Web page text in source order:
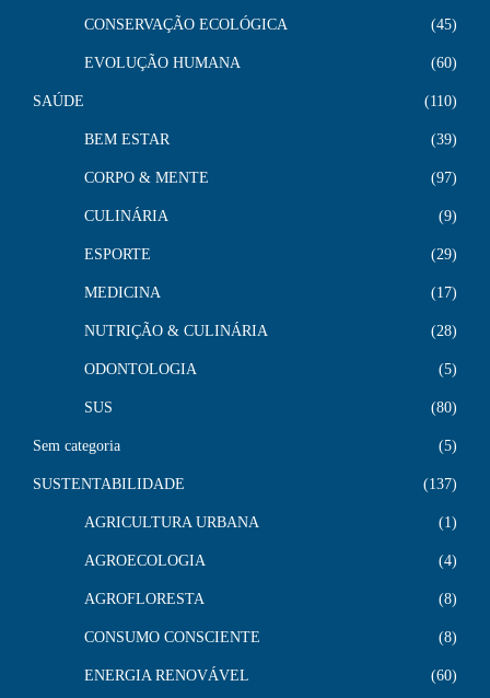
CONSERVAÇÃO ECOLÓGICA 45
EVOLUÇÃO HUMANA 60
SAÚDE 110
BEM ESTAR 39
CORPO & MENTE 97
CULINÁRIA 9
ESPORTE 29
MEDICINA 17
NUTRIÇÃO & CULINÁRIA 28
ODONTOLOGIA 5
SUS 80
Sem categoria 5
SUSTENTABILIDADE 137
AGRICULTURA URBANA 1
AGROECOLOGIA 4
AGROFLORESTA 8
CONSUMO CONSCIENTE 8
ENERGIA RENOVÁVEL 60